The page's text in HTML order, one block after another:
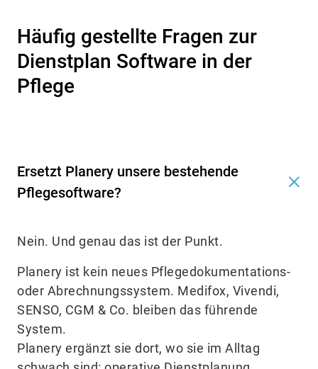
Häufig gestellte Fragen zur
Dienstplan Software in der
Pflege
Ersetzt Planery unsere bestehende
Pflegesoftware?
Nein. Und genau das ist der Punkt.
Planery ist kein neues Pflegedokumentations-
oder Abrechnungssystem. Medifox, Vivendi,
SENSO, CGM & Co. bleiben das führende
System.
Planery ergänzt sie dort, wo sie im Alltag